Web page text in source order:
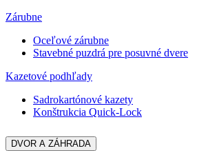
Zárubne
Oceľové zárubne
Stavebné puzdrá pre posuvné dvere
Kazetové podhľady
Sadrokartónové kazety
Konštrukcia Quick-Lock
DVOR A ZÁHRADA